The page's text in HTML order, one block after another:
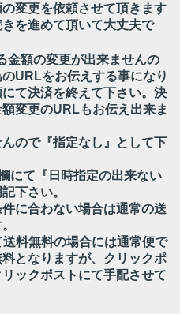
変更を依頼させて頂きます
を進めて頂いて大丈夫で
額の変更が出来ませんの
URLをお伝えする事になり
て決済を終えて下さい。決
変更のURLもお伝え出来ま
ので『指定なし』として下
にて『日時指定の出来ない
下さい。
に合わない場合は通常の送
料無料の場合には通常便で
となりますが、クリックポ
ックポストにて手配させて